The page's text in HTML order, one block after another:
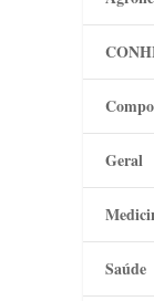
Geral
Saúde